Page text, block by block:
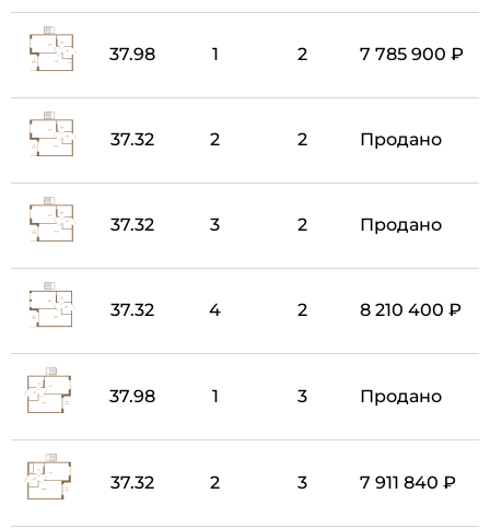
37.98 1 2 7 785 900 ₽
37.32 2 2 Продано
37.32 3 2 Продано
37.32 4 2 8 210 400 ₽
37.98 1 3 Продано
37.32 2 3 7 911 840 ₽